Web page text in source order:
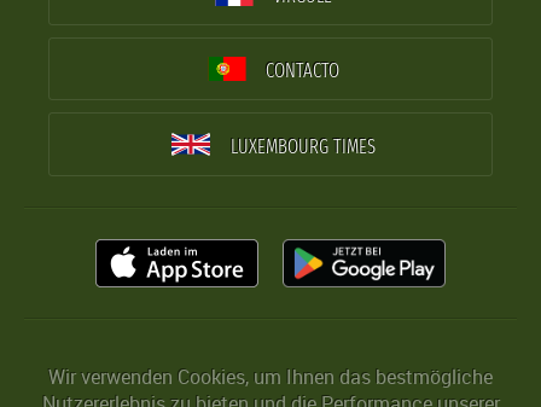
CONTACTO
LUXEMBOURG TIMES
Wir verwenden Cookies, um Ihnen das bestmögliche